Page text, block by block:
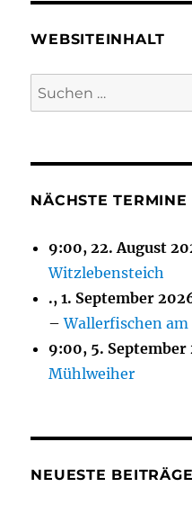
WEBSITEINHALT
Suchen
nach:
NÄCHSTE
9:00,22. August
Witzlebensteich
.,1. September
–Wallerfischen am
9:00, 5. September
Mühlweiher
NEUESTE BEITRÄGE